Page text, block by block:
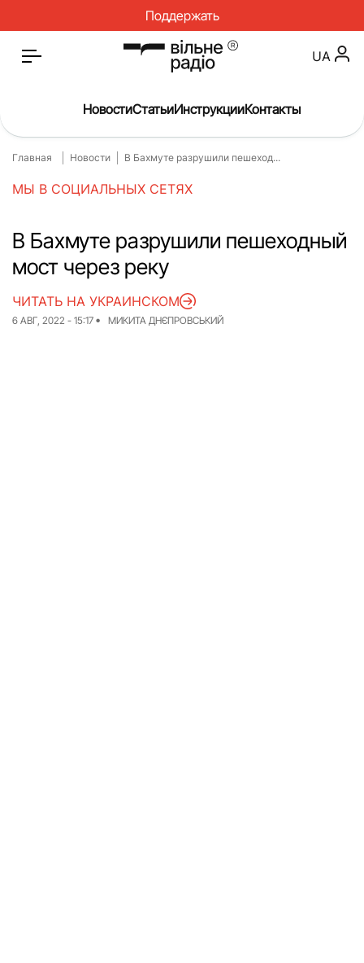
Поддержать
Главная
Новости
О нас
Инструкции
Спорт
Досье
Репортаж
Блог
UA
НовостиСтатьиИнструкцииКонтакты
Главная Новости В Бахмуте разрушили пешеход...
МЫ В СОЦИАЛЬНЫХ СЕТЯХ
В Бахмуте разрушили пешеходный
мост через реку
6 АВГ, 2022 - 15:17 МИКИТА ДНЄПРОВСЬКИЙ
ЧИТАТЬ НА УКРАИНСКОМ